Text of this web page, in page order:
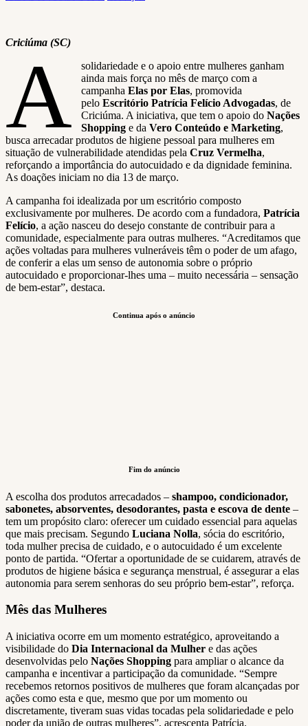
Criciúma (SC)
A
solidariedade e o apoio entre mulheres ganham
ainda mais força no mês de março com a
campanhaElas por Elas, promovida
peloEscritório Patrícia Felício Advogadas, de
Criciúma. A iniciativa, que tem o apoio doNações
Shopping e daVero Conteúdo e Marketing,
busca arrecadar produtos de higiene pessoal para mulheres em
situação de vulnerabilidade atendidas pela Cruz Vermelha,
reforçando a importância do autocuidado e da dignidade feminina.
As doações iniciam no dia 13 de março.
A campanha foi idealizada por um escritório composto
exclusivamente por mulheres. De acordo com a fundadora, Patrícia
Felício, a ação nasceu do desejo constante de contribuir para a
comunidade, especialmente para outras mulheres. “Acreditamos que
ações voltadas para mulheres vulneráveis têm o poder de um afago,
de conferir a elas um senso de autonomia sobre o próprio
autocuidado e proporcionar-lhes uma – muito necessária – sensação
de bem-estar”, destaca.
Continua após o anúncio
Fim do anúncio
A escolha dos produtos arrecadados – shampoo, condicionador,
sabonetes, absorventes, desodorantes, pasta e escova de dente –
tem um propósito claro: oferecer um cuidado essencial para aquelas
que mais precisam. Segundo Luciana Nolla, sócia do escritório,
toda mulher precisa de cuidado, e o autocuidado é um excelente
ponto de partida. “Ofertar a oportunidade de se cuidarem, através de
produtos de higiene básica e segurança menstrual, é assegurar a elas
autonomia para serem senhoras do seu próprio bem-estar”, reforça.
Mês das Mulheres
A iniciativa ocorre em um momento estratégico, aproveitando a
visibilidade do Dia Internacional da Mulher e das ações
desenvolvidas pelo Nações Shopping para ampliar o alcance da
campanha e incentivar a participação da comunidade. “Sempre
recebemos retornos positivos de mulheres que foram alcançadas por
ações como esta e que, mesmo que por um momento ou
discretamente, tiveram suas vidas tocadas pela solidariedade e pelo
poder da união de outras mulheres”, acrescenta Patrícia.